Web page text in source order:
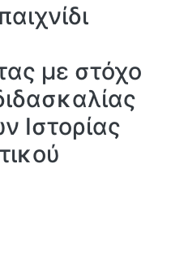
με στόχο
Ιστορίας